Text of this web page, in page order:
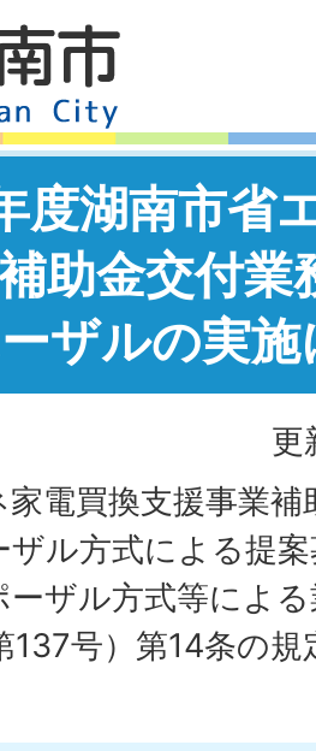
度湖南市省
助金交付業
ザルの実
更
電買換支援事業
ザル方式による提
ザル方式等によ
137号）第14条の